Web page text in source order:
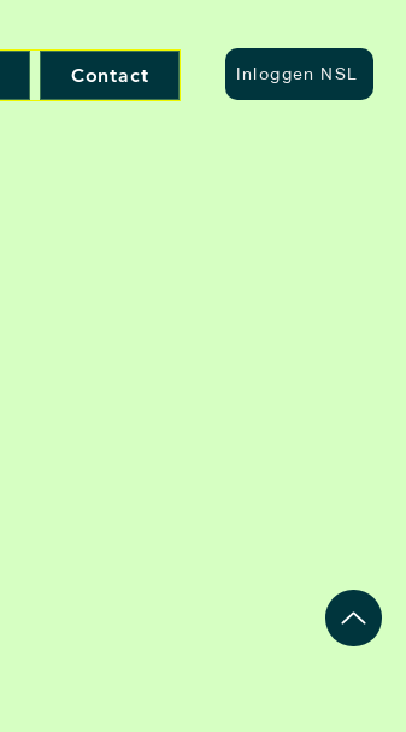
Contact Inloggen NSL